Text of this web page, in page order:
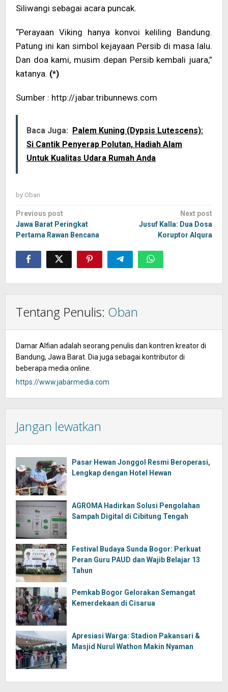
Siliwangi sebagai acara puncak.
“Perayaan Viking hanya konvoi keliling Bandung.
Patung ini kan simbol kejayaan Persib di masa lalu.
Dan doa kami, musim depan Persib kembali juara,”
katanya. (*)
Sumber : http://jabar.tribunnews.com
Baca Juga: Palem Kuning (Dypsis Lutescens):
Si Cantik Penyerap Polutan, Hadiah Alam
Untuk Kualitas Udara Rumah Anda
by Oban
Post
navigation
Previous post
Jawa Barat Peringkat
Pertama Rawan Bencana
Next post
Jusuf Kalla: Dua Dosa
Koruptor Alqura
Tentang Penulis: Oban
Damar Alfian adalah seorang penulis dan kontren kreator di
Bandung, Jawa Barat. Dia juga sebagai kontributor di
beberapa media online.
https://www.jabarmedia.com
Jangan lewatkan
Pasar Hewan Jonggol Resmi Beroperasi,
Lengkap dengan Hotel Hewan
AGROMA Hadirkan Solusi Pengolahan
Sampah Digital di Cibitung Tengah
Festival Budaya Sunda Bogor: Perkuat
Peran Guru PAUD dan Wajib Belajar 13
Tahun
Pemkab Bogor Gelorakan Semangat
Kemerdekaan di Cisarua
Apresiasi Warga: Stadion Pakansari &
Masjid Nurul Wathon Makin Nyaman